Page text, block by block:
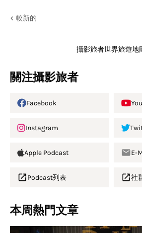
較新的
攝影旅者世界旅遊地
關注攝影旅者
Facebook
Instagram
Apple Podcast E-
Podcast列表 社
本周熱門文章